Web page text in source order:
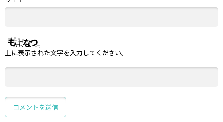
上に表示された文字を入力してください。